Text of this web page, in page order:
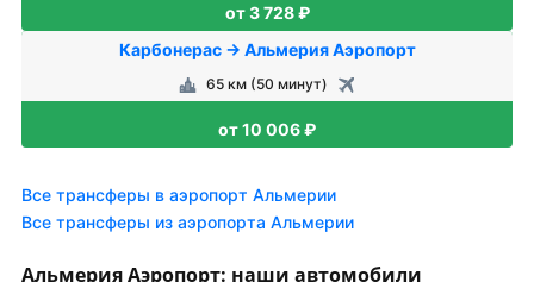
от 3 728 ₽
Карбонерас → Альмерия Аэропорт
65 км (50 минут)
от 10 006 ₽
Все трансферы в аэропорт Альмерии
Все трансферы из аэропорта Альмерии
Альмерия Аэропорт: наши автомобили